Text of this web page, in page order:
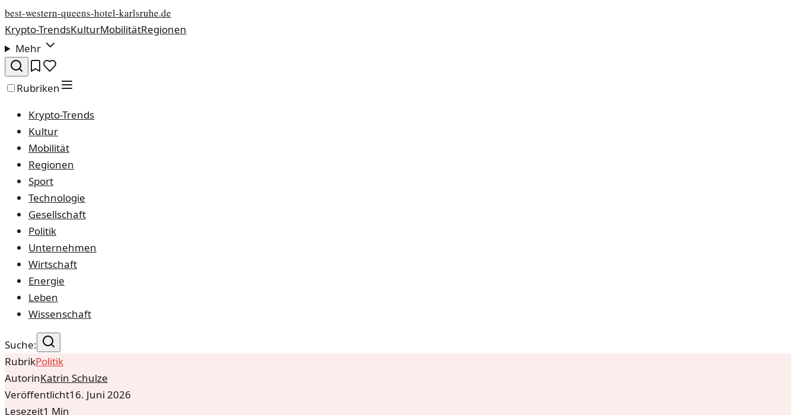
best-western-queens-hotel-karlsruhe.de
Krypto-TrendsKulturMobilitätRegionen
Mehr
Rubriken
Krypto-Trends
Kultur
Mobilität
Regionen
Sport
Technologie
Gesellschaft
Politik
Unternehmen
Wirtschaft
Energie
Leben
Wissenschaft
Suche:
RubrikPolitik
AutorinKatrin Schulze
Veröffentlicht16. Juni 2026
Lesezeit1 Min